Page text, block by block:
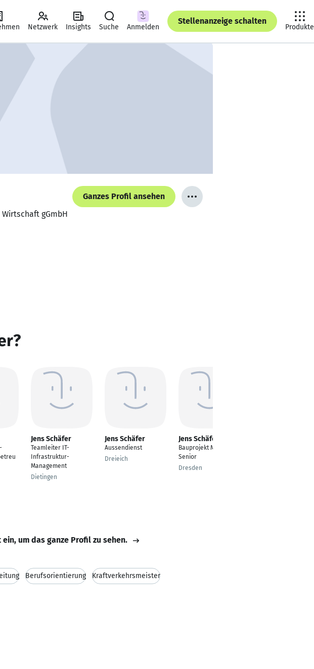
Netzwerk Insights Suche Anmelden
Stellenanzeige schalten
Produkte
Ganzes Profil ansehen
gGmbH
Jens Schäfer
Teamleiter IT-
Infrastruktur-
Management
Dietingen
Jens Schäfer
Aussendienst
Dreieich
Jens Schäfer
Bauprojekt Manager
Senior
Dresden
ein, um das ganze Profil zu sehen.
Berufsorientierung Kraftverkehrsmeister